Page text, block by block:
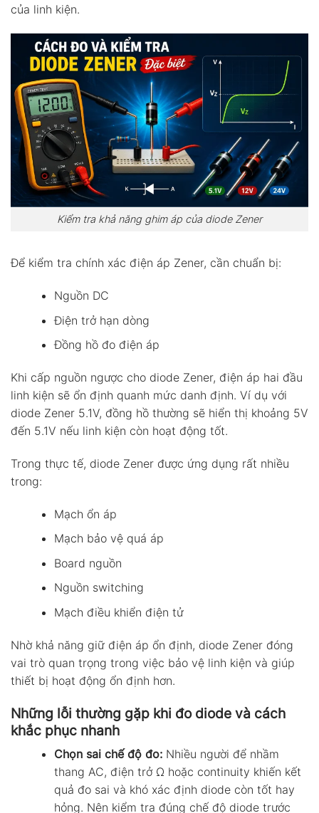
của linh kiện.
Kiểm tra khả năng ghim áp của diode Zener
Để kiểm tra chính xác điện áp Zener, cần chuẩn bị:
Nguồn DC
Điện trở hạn dòng
Đồng hồ đo điện áp
Khi cấp nguồn ngược cho diode Zener, điện áp hai đầu
linh kiện sẽ ổn định quanh mức danh định. Ví dụ với
diode Zener 5.1V, đồng hồ thường sẽ hiển thị khoảng 5V
đến 5.1V nếu linh kiện còn hoạt động tốt.
Trong thực tế, diode Zener được ứng dụng rất nhiều
trong:
Mạch ổn áp
Mạch bảo vệ quá áp
Board nguồn
Nguồn switching
Mạch điều khiển điện tử
Nhờ khả năng giữ điện áp ổn định, diode Zener đóng
vai trò quan trọng trong việc bảo vệ linh kiện và giúp
thiết bị hoạt động ổn định hơn.
Những lỗi thường gặp khi đo diode và cách
khắc phục nhanh
Chọn sai chế độ đo:Nhiều người để nhầm
thang AC, điện trở Ω hoặc continuity khiến kết
quả đo sai và khó xác định diode còn tốt hay
hỏng. Nên kiểm tra đúng chế độ diode trước